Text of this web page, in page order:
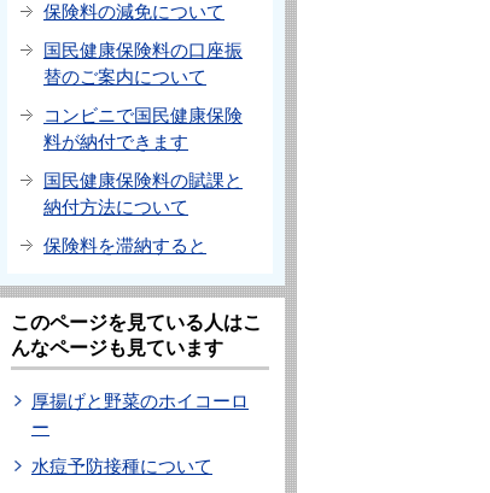
保険料の減免について
国民健康保険料の口座振
替のご案内について
コンビニで国民健康保険
料が納付できます
国民健康保険料の賦課と
納付方法について
保険料を滞納すると
このページを見ている人はこ
んなページも見ています
厚揚げと野菜のホイコーロ
ー
水痘予防接種について